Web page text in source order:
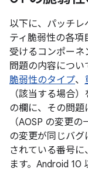
以下に、パッチ
ティ脆弱性の各項
受けるコンポーネ
問題の内容につい
脆弱性のタイプ、
（該当する場合
の欄に、その問
（AOSP の変更
の変更が同じバ
されている番号
ます。Android 10